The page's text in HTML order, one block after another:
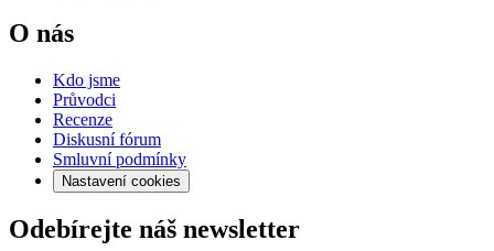
O nás
Kdo jsme
Průvodci
Recenze
Diskusní fórum
Smluvní podmínky
Nastavení cookies
Odebírejte náš newsletter